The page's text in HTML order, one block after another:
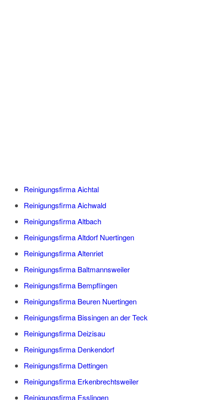
Reinigungsfirma Aichtal
Reinigungsfirma Aichwald
Reinigungsfirma Altbach
Reinigungsfirma Altdorf Nuertingen
Reinigungsfirma Altenriet
Reinigungsfirma Baltmannsweiler
Reinigungsfirma Bempflingen
Reinigungsfirma Beuren Nuertingen
Reinigungsfirma Bissingen an der Teck
Reinigungsfirma Deizisau
Reinigungsfirma Denkendorf
Reinigungsfirma Dettingen
Reinigungsfirma Erkenbrechtsweiler
Reinigungsfirma Esslingen